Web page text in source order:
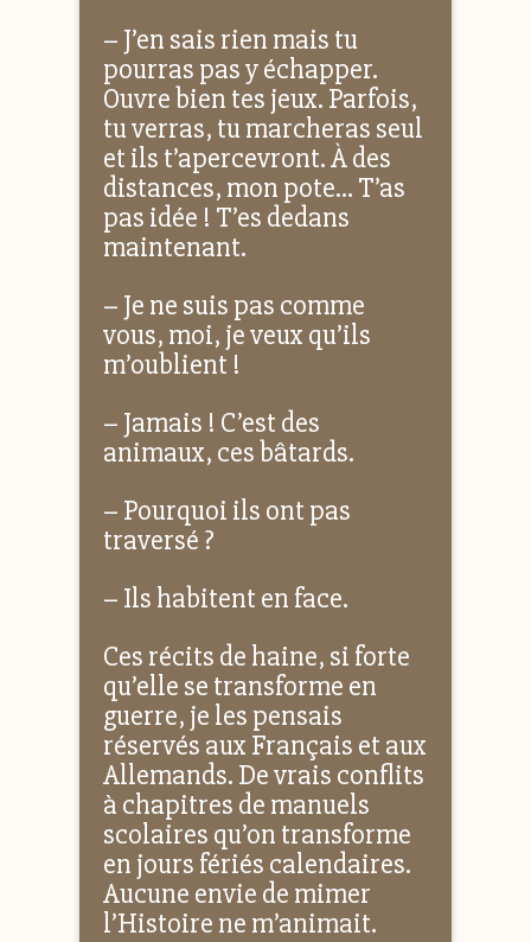
– J’en sais rien mais tu
pourras pas y échapper.
Ouvre bien tes jeux. Parfois,
tu verras, tu marcheras seul
et ils t’apercevront. À des
distances, mon pote… T’as
pas idée ! T’es dedans
maintenant.
– Je ne suis pas comme
vous, moi, je veux qu’ils
m’oublient !
– Jamais ! C’est des
animaux, ces bâtards.
– Pourquoi ils ont pas
traversé ?
– Ils habitent en face.
Ces récits de haine, si forte
qu’elle se transforme en
guerre, je les pensais
réservés aux Français et aux
Allemands. De vrais conflits
à chapitres de manuels
scolaires qu’on transforme
en jours fériés calendaires.
Aucune envie de mimer
l’Histoire ne m’animait.